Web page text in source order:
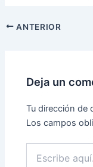
ANTERIOR
Deja un
Tu dirección de
Los campos
aquí...